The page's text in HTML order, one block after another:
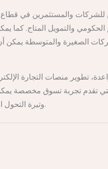
والمستثمرين في قطاع
الحكومي والتمويل المتاح. كما
الصغيرة والمتوسطة
تطوير منصات التجارة
تقدم تجربة تسوق مخصصة
وتيرة التحول الرقمي وتحقيق أهداف رؤية 2030. الاستفادة من البيانات الضخمة وتحليل سلوك المستهلكين لتحسين جودة المنتجات والخدمات.